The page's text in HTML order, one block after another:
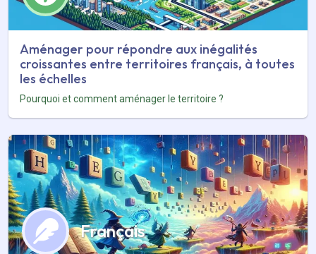
Aménager pour répondre aux inégalités
croissantes entre territoires français, à toutes
les échelles
Pourquoi et comment aménager le territoire ?
Français